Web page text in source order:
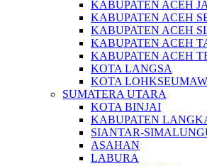
KABUPATEN ACEH
KABUPATEN ACEH
KABUPATEN ACEH
KABUPATEN ACEH
KABUPATEN ACEH
KOTA LANGSA
KOTA
SUMATERA UTARA
KOTA BINJAI
KABUPATEN
SIANTAR-
ASAHAN
LABURA